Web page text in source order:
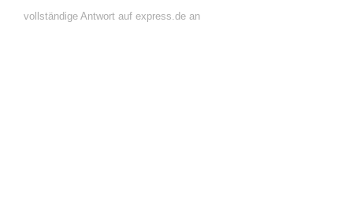
vollständige Antwort auf express.de an